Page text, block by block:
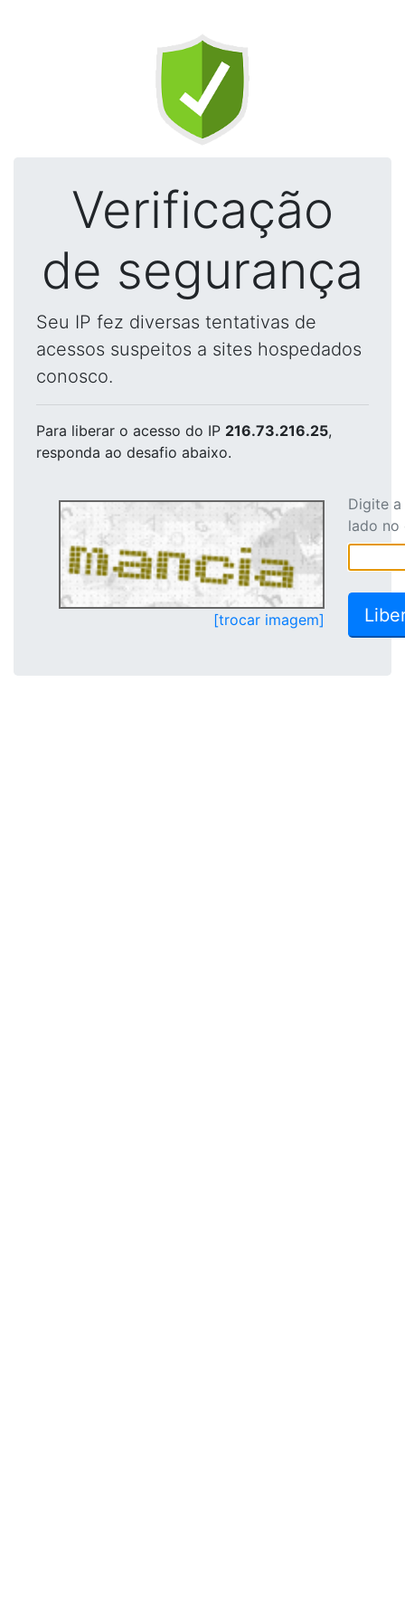
Verificação
de segurança
Seu IP fez diversas tentativas de
acessos suspeitos a sites hospedados
conosco.
Para liberar o acesso do IP 216.73.216.25,
responda ao desafio abaixo.
[trocar imagem]
Digite
lado no